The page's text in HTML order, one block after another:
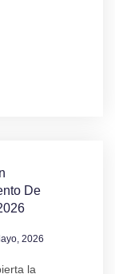
De
2026
la